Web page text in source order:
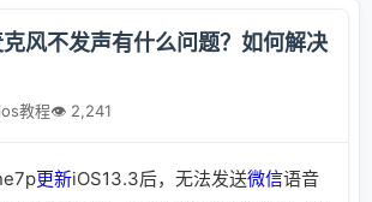
风不发声有什么问题？如何解决
教程👁 2,241
更新iOS13.3后，无法发送微信语音